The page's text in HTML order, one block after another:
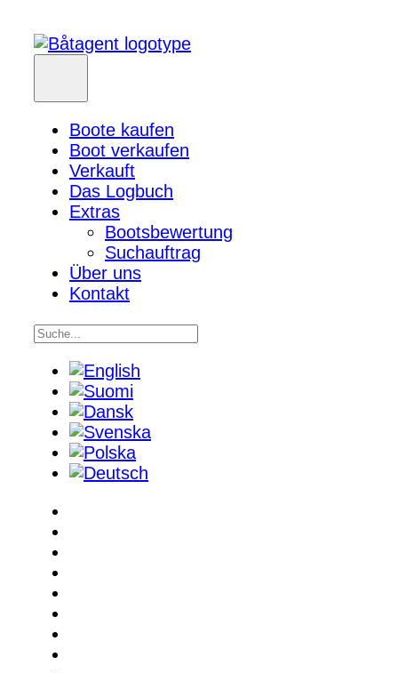
Boote kaufen
Boot verkaufen
Verkauft
Das Logbuch
Extras
Bootsbewertung
Suchauftrag
Über uns
Kontakt